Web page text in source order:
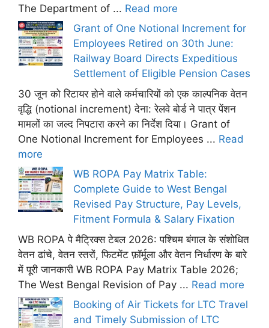
The Department of ... Read more
Grant of One Notional Increment for
Employees Retired on 30th June:
Railway Board Directs Expeditious
Settlement of Eligible Pension Cases
30 जून को रिटायर होने वाले कर्मचारियों को एक काल्पनिक वेतन
वृद्धि (notional increment) देना: रेलवे बोर्ड ने पात्र पेंशन
मामलों का जल्द निपटारा करने का निर्देश दिया। Grant of
One Notional Increment for Employees ... Read
more
WB ROPA Pay Matrix Table:
Complete Guide to West Bengal
Revised Pay Structure, Pay Levels,
Fitment Formula & Salary Fixation
WB ROPA पे मैट्रिक्स टेबल 2026: पश्चिम बंगाल के संशोधित
वेतन ढांचे, वेतन स्तरों, फिटमेंट फ़ॉर्मूला और वेतन निर्धारण के बारे
में पूरी जानकारी WB ROPA Pay Matrix Table 2026;
The West Bengal Revision of Pay ... Read more
Booking of Air Tickets for LTC Travel
and Timely Submission of LTC